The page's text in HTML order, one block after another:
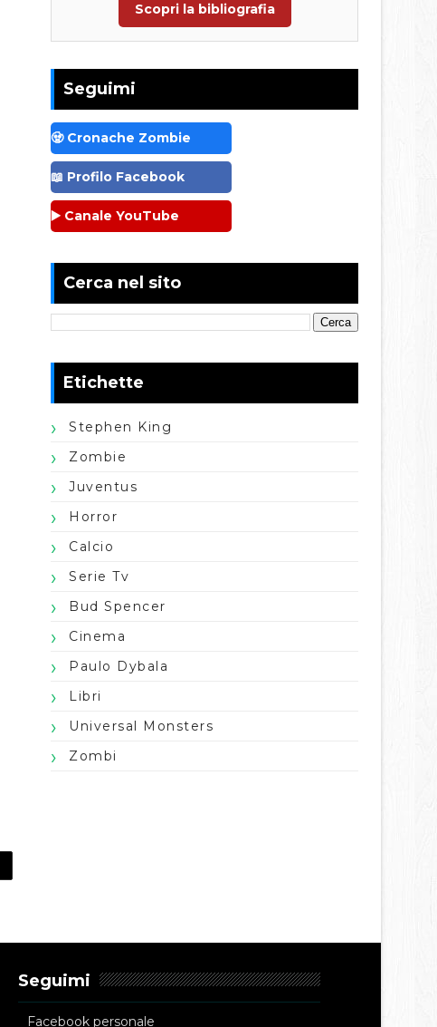
Scopri la bibliografia
Seguimi
🧟 Cronache Zombie
📖 Profilo Facebook
▶️ Canale YouTube
Cerca nel sito
Etichette
Stephen King
Zombie
Juventus
Horror
Calcio
Serie Tv
Bud Spencer
Cinema
Paulo Dybala
Libri
Universal Monsters
Zombi
Seguimi
Facebook personale